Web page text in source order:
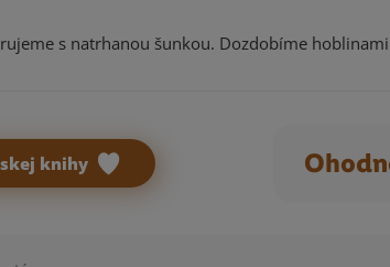
s natrhanou šunkou. Dozdobíme
knihy